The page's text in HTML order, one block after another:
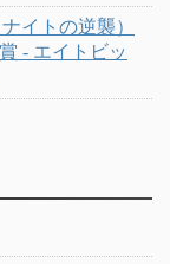
イトの逆襲）
- エイトビッ